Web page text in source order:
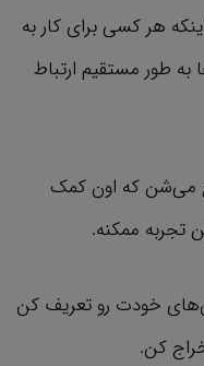
هر کسی برای کار به
طور مستقیم ارتباط
می‌شن که اون کمک
تجربه ممکنه.
خودت رو تعریف کن
کن.